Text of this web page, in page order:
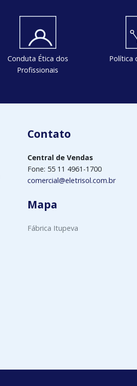
Conduta Ética dos
Profissionais
Política
Contato
Central de Vendas
Fone: 55 11 4961-1700
comercial@eletrisol.com.br
Mapa
Fábrica Itupeva